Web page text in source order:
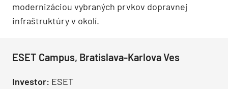
modernizáciou vybraných prvkov dopravnej
infraštruktúry v okolí.
ESET Campus, Bratislava-Karlova Ves
Investor: ESET